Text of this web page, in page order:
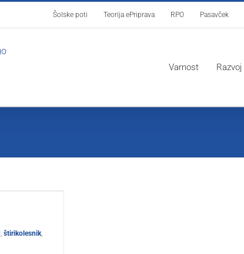
Šolske poti Teorija ePriprava RPO Pasavček
Varnost Razvoj
, štirikolesnik,